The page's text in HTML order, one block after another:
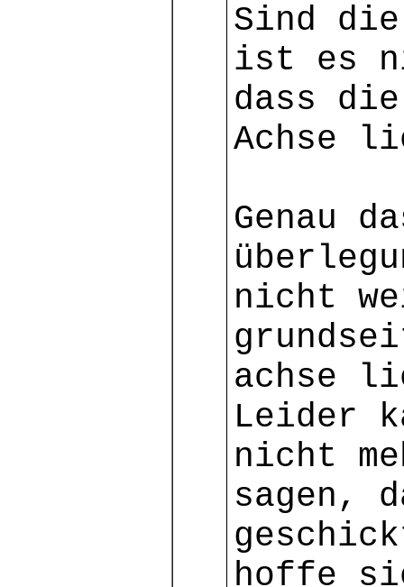
Sind
ist es
dass
Achse
Genau
nicht
achse
Leider
nicht
sagen,
hoffe